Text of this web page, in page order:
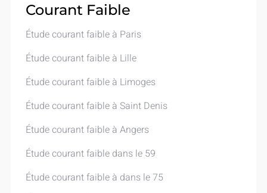
Courant Faible
Étude courant faible​ à Paris
Étude courant faible​ à Lille
Étude courant faible​ à Limoges
Étude courant faible​ à Saint Denis
Étude courant faible​ à Angers
Étude courant faible​ dans le 59
Étude courant faible​ à dans le 75